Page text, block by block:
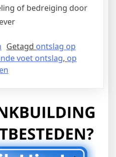
of bedreiging door
Getagd ontslag op
voet ontslag, op